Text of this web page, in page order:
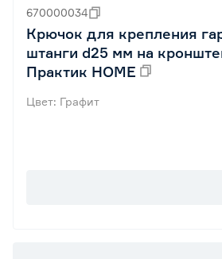
670000034
Крючок для крепления
штанги d25 мм на
Практик HOME
Цвет: Графит